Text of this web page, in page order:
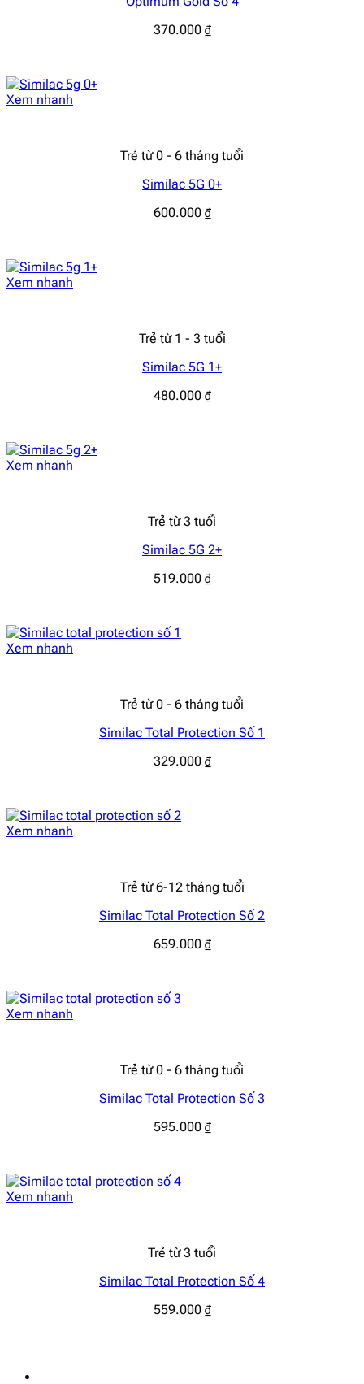
370.000 ₫
Xem nhanh
Trẻ từ 0 - 6 tháng tuổi
Similac 5G 0+
600.000 ₫
Xem nhanh
Trẻ từ 1 - 3 tuổi
Similac 5G 1+
480.000 ₫
Xem nhanh
Trẻ từ 3 tuổi
Similac 5G 2+
519.000 ₫
Xem nhanh
Trẻ từ 0 - 6 tháng tuổi
Similac Total Protection Số 1
329.000 ₫
Xem nhanh
Trẻ từ 6-12 tháng tuổi
Similac Total Protection Số 2
659.000 ₫
Xem nhanh
Trẻ từ 0 - 6 tháng tuổi
Similac Total Protection Số 3
595.000 ₫
Xem nhanh
Trẻ từ 3 tuổi
Similac Total Protection Số 4
559.000 ₫